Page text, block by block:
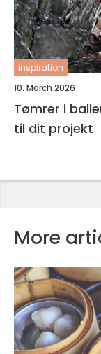
inspiration
10. March 2026
Tømrer i ballerup sådan vælger du
til dit projekt
More